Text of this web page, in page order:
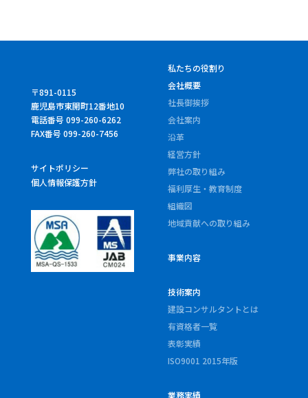
〒891-0115
鹿児島市東開町12番地10
電話番号 099-260-6262
FAX番号 099-260-7456
サイトポリシー
個人情報保護方針
私たちの役割り
会社概要
社長御挨拶
会社案内
沿革
経営方針
弊社の取り組み
福利厚生・教育制度
組織図
地域貢献への取り組み
事業内容
技術案内
建設コンサルタントとは
有資格者一覧
表彰実績
ISO9001 2015年版
業務実績